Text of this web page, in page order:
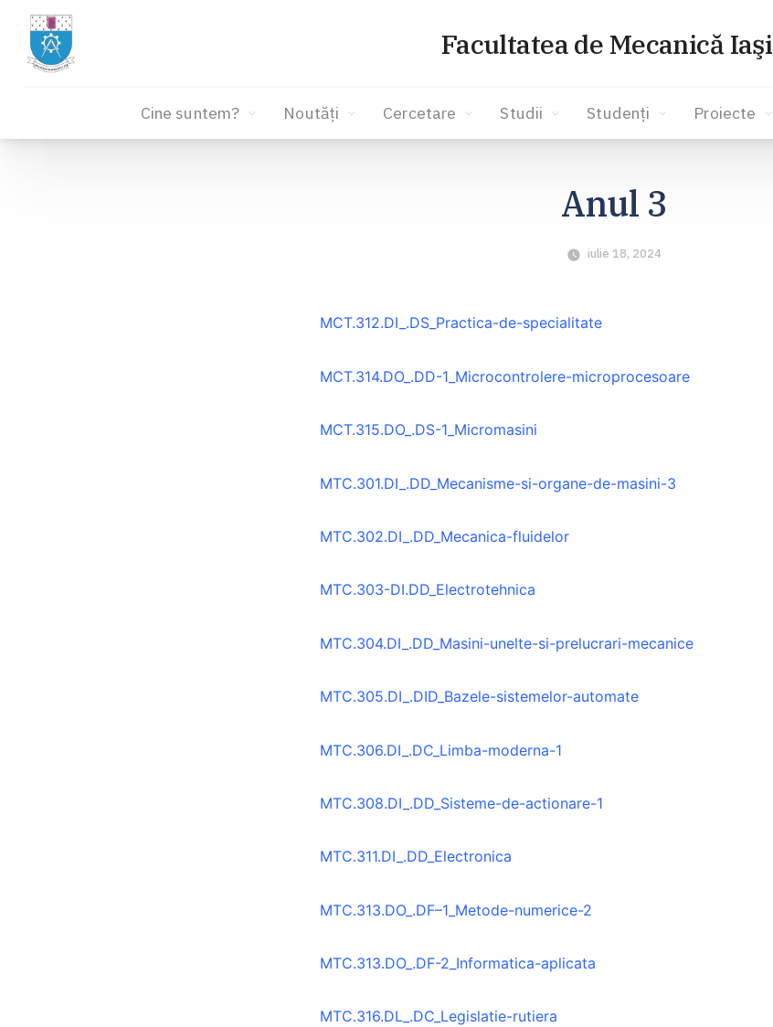
Facultatea de Mecanică Iaşi
Cine suntem? Noutăți Cercetare Studii Studenți Proiecte
Anul 3
iulie 18, 2024
MCT.312.DI_.DS_Practica-de-specialitate
MCT.314.DO_.DD-1_Microcontrolere-microprocesoare
MCT.315.DO_.DS-1_Micromasini
MTC.301.DI_.DD_Mecanisme-si-organe-de-masini-3
MTC.302.DI_.DD_Mecanica-fluidelor
MTC.303-DI.DD_Electrotehnica
MTC.304.DI_.DD_Masini-unelte-si-prelucrari-mecanice
MTC.305.DI_.DID_Bazele-sistemelor-automate
MTC.306.DI_.DC_Limba-moderna-1
MTC.308.DI_.DD_Sisteme-de-actionare-1
MTC.311.DI_.DD_Electronica
MTC.313.DO_.DF–1_Metode-numerice-2
MTC.313.DO_.DF-2_Informatica-aplicata
MTC.316.DL_.DC_Legislatie-rutiera